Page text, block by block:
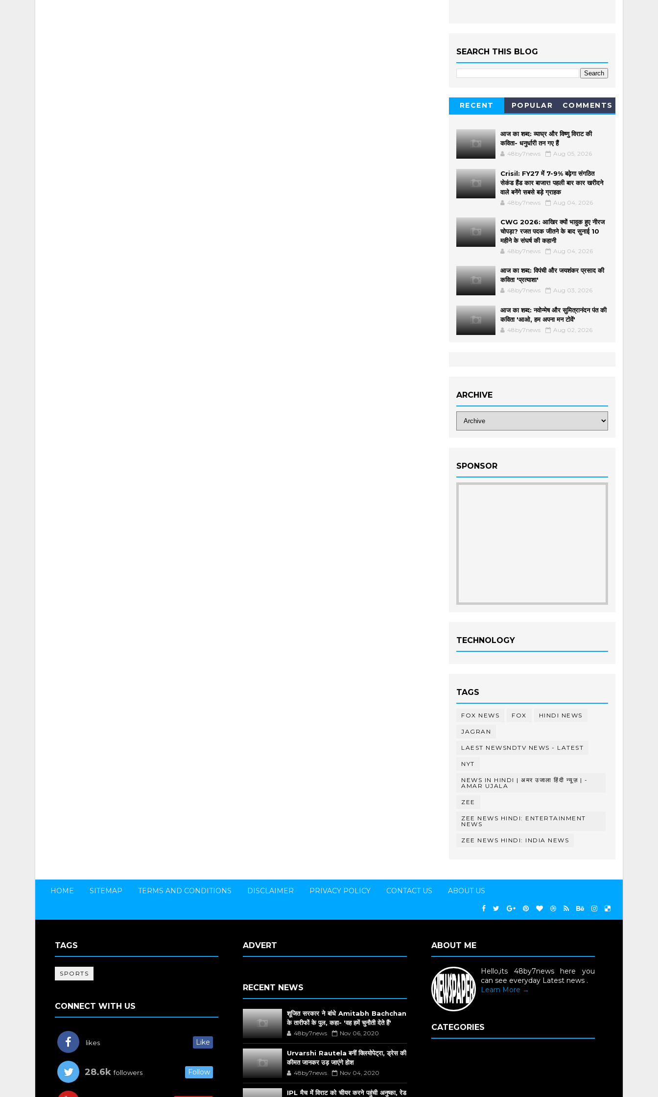
SEARCH THIS BLOG
RECENT POPULAR COMMENTS
आज का शब्द: व्याघ्र और विष्णु विराट की
कविता- धनुर्धारी तन गए हैं
48by7news Aug 05, 2026
Crisil: FY27 में 7-9% बढ़ेगा संगठित
सेकंड हैंड कार बाजार! पहली बार कार खरीदने
वाले बनेंगे सबसे बड़े ग्राहक
48by7news Aug 04, 2026
CWG 2026: आखिर क्यों भावुक हुए नीरज
चोपड़ा? रजत पदक जीतने के बाद सुनाई 10
महीने के संघर्ष की कहानी
48by7news Aug 04, 2026
आज का शब्द: विपंची और जयशंकर प्रसाद की
कविता 'प्रत्याशा'
48by7news Aug 03, 2026
आज का शब्द: नवोन्मेष और सुमित्रानंदन पंत की
कविता 'आओ, हम अपना मन टोवें'
48by7news Aug 02, 2026
ARCHIVE
SPONSOR
TECHNOLOGY
TAGS
FOX NEWS FOX HINDI NEWS
JAGRAN
LAEST NEWSNDTV NEWS - LATEST
NYT
NEWS IN HINDI | अमर उजाला हिंदी न्यूज़ | -
AMAR UJALA
ZEE
ZEE NEWS HINDI: ENTERTAINMENT
NEWS
ZEE NEWS HINDI: INDIA NEWS
HOME SITEMAP TERMS AND CONDITIONS DISCLAIMER PRIVACY POLICY CONTACT US ABOUT US
TAGS
SPORTS
CONNECT WITH US
likes Like
28.6k followers Follow
ADVERT
RECENT NEWS
शूजित सरकार ने बांधे Amitabh Bachchan
के तारीफों के पुल, कहा- 'वह हमें चुनौती देते हैं'
48by7news Nov 06, 2020
Urvarshi Rautela बनीं क्लियोपेट्रा, ड्रेस की
कीमत जानकर उड़ जाएंगे होश
48by7news Nov 04, 2020
IPL मैच में विराट को चीयर करने पहुंची अनुष्का, रेड
ABOUT ME
Hello,its 48by7news here you
can see everyday Latest news .
Learn More →
CATEGORIES